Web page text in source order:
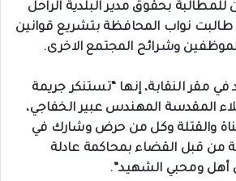
بحقوق مدير البلدية الراحل
طالبت نواب المحافظة بتشريع قوانين
وشرائح المجتمع الاخرى.
مقر النقابة، إنها “تستنكر جريمة
المقدسة المهندس عبير الخفاجي،
والقتلة وكل من حرض وشارك في
من قبل القضاء بمحاكمة عادلة
ومحبي الشهيد”.